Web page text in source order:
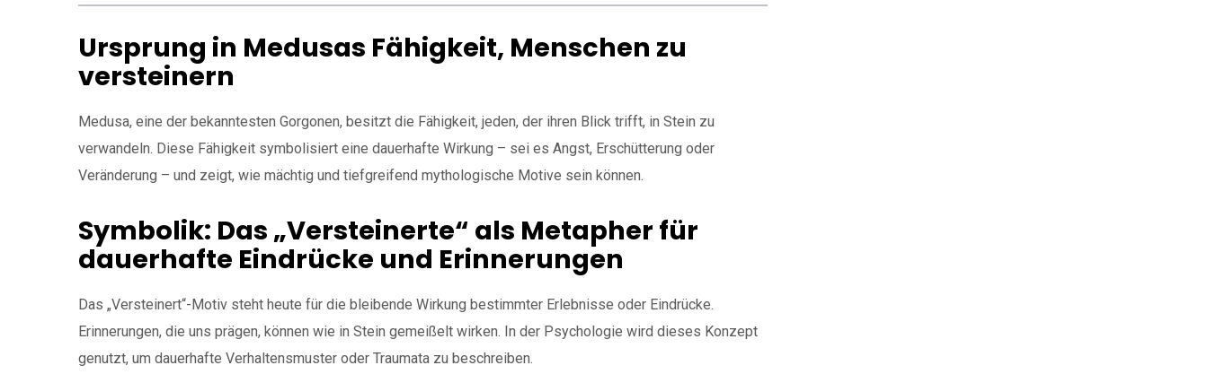
Ursprung in Medusas Fähigkeit, Menschen zu
versteinern
Medusa, eine der bekanntesten Gorgonen, besitzt die Fähigkeit, jeden, der ihren Blick trifft, in Stein zu
verwandeln. Diese Fähigkeit symbolisiert eine dauerhafte Wirkung – sei es Angst, Erschütterung oder
Veränderung – und zeigt, wie mächtig und tiefgreifend mythologische Motive sein können.
Symbolik: Das „Versteinerte“ als Metapher für
dauerhafte Eindrücke und Erinnerungen
Das „Versteinert“-Motiv steht heute für die bleibende Wirkung bestimmter Erlebnisse oder Eindrücke.
Erinnerungen, die uns prägen, können wie in Stein gemeißelt wirken. In der Psychologie wird dieses Konzept
genutzt, um dauerhafte Verhaltensmuster oder Traumata zu beschreiben.